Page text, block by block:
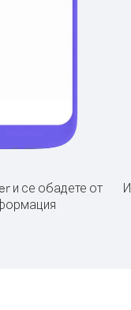
и се обадете от